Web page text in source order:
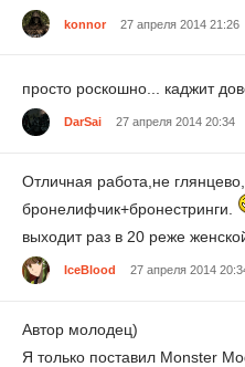
konnor 27 апреля 2014 21:26
просто роскошно... каджит
DarSai 27 апреля 2014 20:34
Отличная работа,не
бронелифчик+бронестринги.
выходит раз в 20 реже
IceBlood 27 апреля 2014
Автор молодец)
Я только поставил Monster